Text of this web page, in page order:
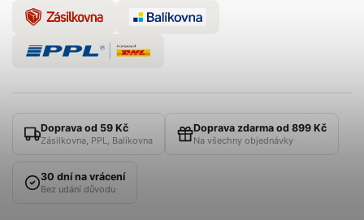
Doprava od 59 Kč
Zásilkovna, PPL, Balíkovna
Doprava zdarma od 899 Kč
Na všechny objednávky
30 dní na vrácení
Bez udání důvodu